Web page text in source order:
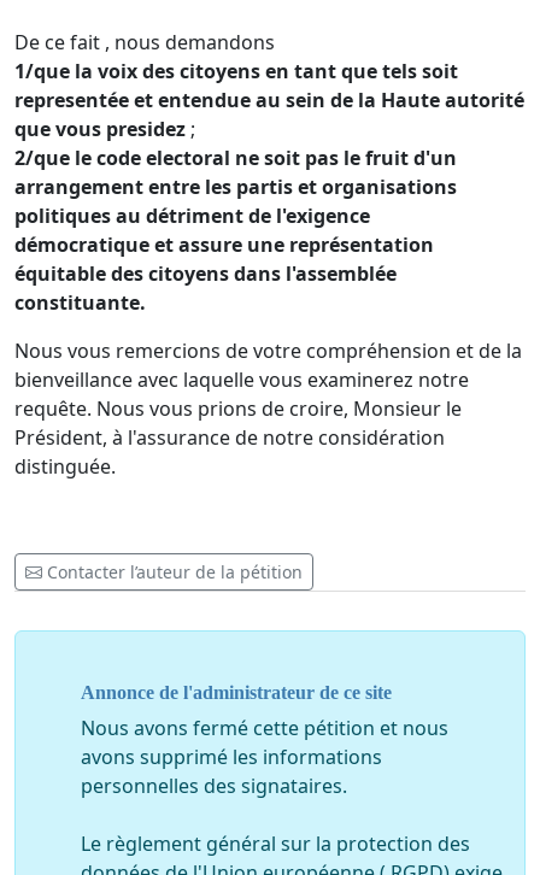
De ce fait , nous demandons
1/que la voix des citoyens en tant que tels soit
representée et entendue au sein de la Haute autorité
que vous presidez ;
2/que le code electoral ne soit pas le fruit d'un
arrangement entre les partis et organisations
politiques au détriment de l'exigence
démocratique et assure une représentation
équitable des citoyens dans l'assemblée
constituante.
Nous vous remercions de votre compréhension et de la
bienveillance avec laquelle vous examinerez notre
requête. Nous vous prions de croire, Monsieur le
Président, à l'assurance de notre considération
distinguée.
Contacter l’auteur de la pétition
Annonce de l'administrateur de ce site
Nous avons fermé cette pétition et nous
avons supprimé les informations
personnelles des signataires.
Le règlement général sur la protection des